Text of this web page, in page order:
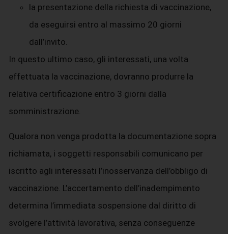
la presentazione della richiesta di vaccinazione,
da eseguirsi entro al massimo 20 giorni
dall’invito.
In questo ultimo caso, gli interessati, una volta
effettuata la vaccinazione, dovranno produrre la
relativa certificazione entro 3 giorni dalla
somministrazione.
Qualora non venga prodotta la documentazione sopra
richiamata, i soggetti responsabili comunicano per
iscritto agli interessati l’inosservanza dell’obbligo di
vaccinazione. L’accertamento dell’inadempimento
determina l’immediata sospensione dal diritto di
svolgere l’attività lavorativa, senza conseguenze